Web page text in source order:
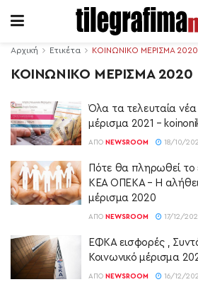
Αρχική Ετικέτα ΚΟΙΝΩΝΙΚΟ ΜΕΡΙΣΜΑ 2020
ΚΟΙΝΩΝΙΚΟ ΜΕΡΙΣΜΑ 2020
Όλα τα τελευταία νέα
μέρισμα 2021 –
ΑΠΌ NEWSROOM 18/10/
Πότε θα πληρωθεί το
ΚΕΑ ΟΠΕΚΑ – Η
μέρισμα 2020
ΑΠΌ NEWSROOM 17/12/
ΕΦΚΑ εισφορές ,
Κοινωνικό μέρισμα
ΑΠΌ NEWSROOM 16/12/